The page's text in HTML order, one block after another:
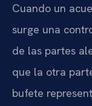
Cuando un
surge una
de las partes
que la otra
bufete